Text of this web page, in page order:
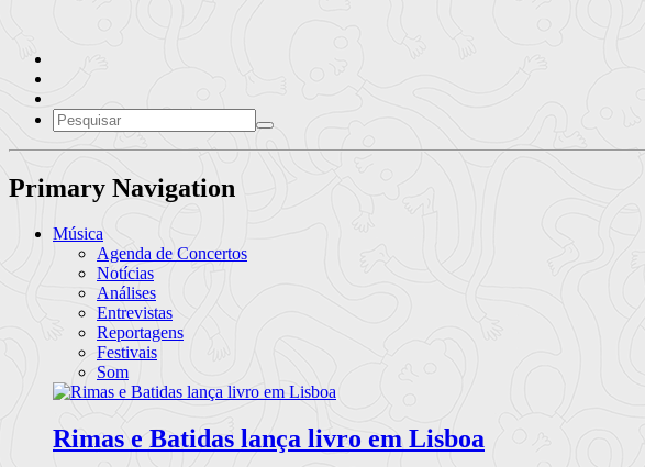
Primary Navigation
Música
Agenda de Concertos
Notícias
Análises
Entrevistas
Reportagens
Festivais
Som
Rimas e Batidas lança livro em Lisboa